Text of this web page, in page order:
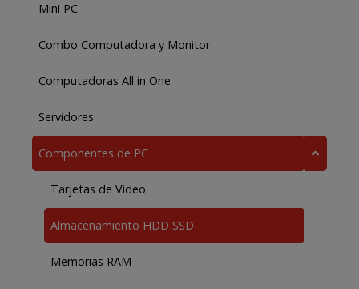
Mini PC
Combo Computadora y Monitor
Computadoras All in One
Servidores
Componentes de PC
Tarjetas de Video
Almacenamiento HDD SSD
Memorias RAM